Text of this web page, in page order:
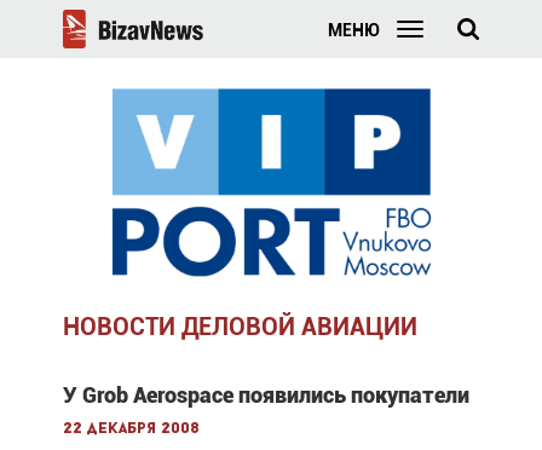
МЕНЮ
НОВОСТИ ДЕЛОВОЙ АВИАЦИИ
У Grob Aerospace появились покупатели
22 декабря 2008